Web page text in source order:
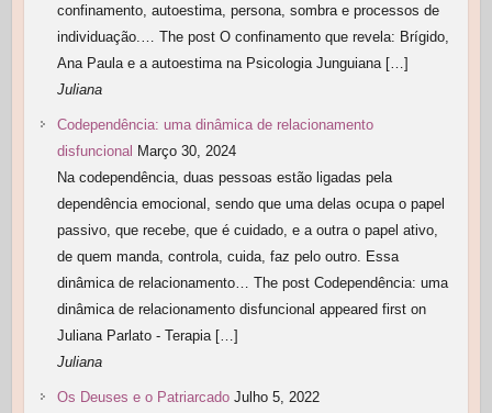
confinamento, autoestima, persona, sombra e processos de
individuação.… The post O confinamento que revela: Brígido,
Ana Paula e a autoestima na Psicologia Junguiana […]
Juliana
Codependência: uma dinâmica de relacionamento
disfuncional Março 30, 2024
Na codependência, duas pessoas estão ligadas pela
dependência emocional, sendo que uma delas ocupa o papel
passivo, que recebe, que é cuidado, e a outra o papel ativo,
de quem manda, controla, cuida, faz pelo outro. Essa
dinâmica de relacionamento… The post Codependência: uma
dinâmica de relacionamento disfuncional appeared first on
Juliana Parlato - Terapia […]
Juliana
Os Deuses e o Patriarcado Julho 5, 2022